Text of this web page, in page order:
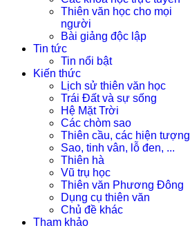
Thiên văn học cho mọi
người
Bài giảng độc lập
Tin tức
Tin nổi bật
Kiến thức
Lịch sử thiên văn học
Trái Đất và sự sống
Hệ Mặt Trời
Các chòm sao
Thiên cầu, các hiện tượng
Sao, tinh vân, lỗ đen, ...
Thiên hà
Vũ trụ học
Thiên văn Phương Đông
Dụng cụ thiên văn
Chủ đề khác
Tham khảo